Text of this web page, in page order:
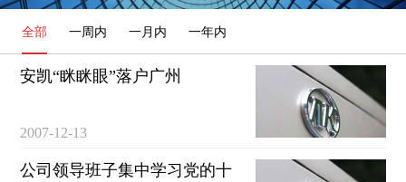
全部 一周内 一月内 一年内
安凯“眯眯眼”落户广州
2007-12-13
公司领导班子集中学习党的十